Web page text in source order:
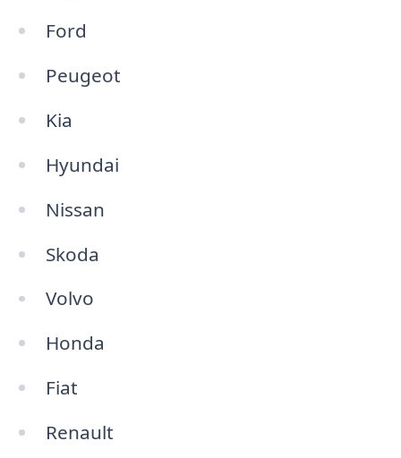
Ford
Peugeot
Kia
Hyundai
Nissan
Skoda
Volvo
Honda
Fiat
Renault